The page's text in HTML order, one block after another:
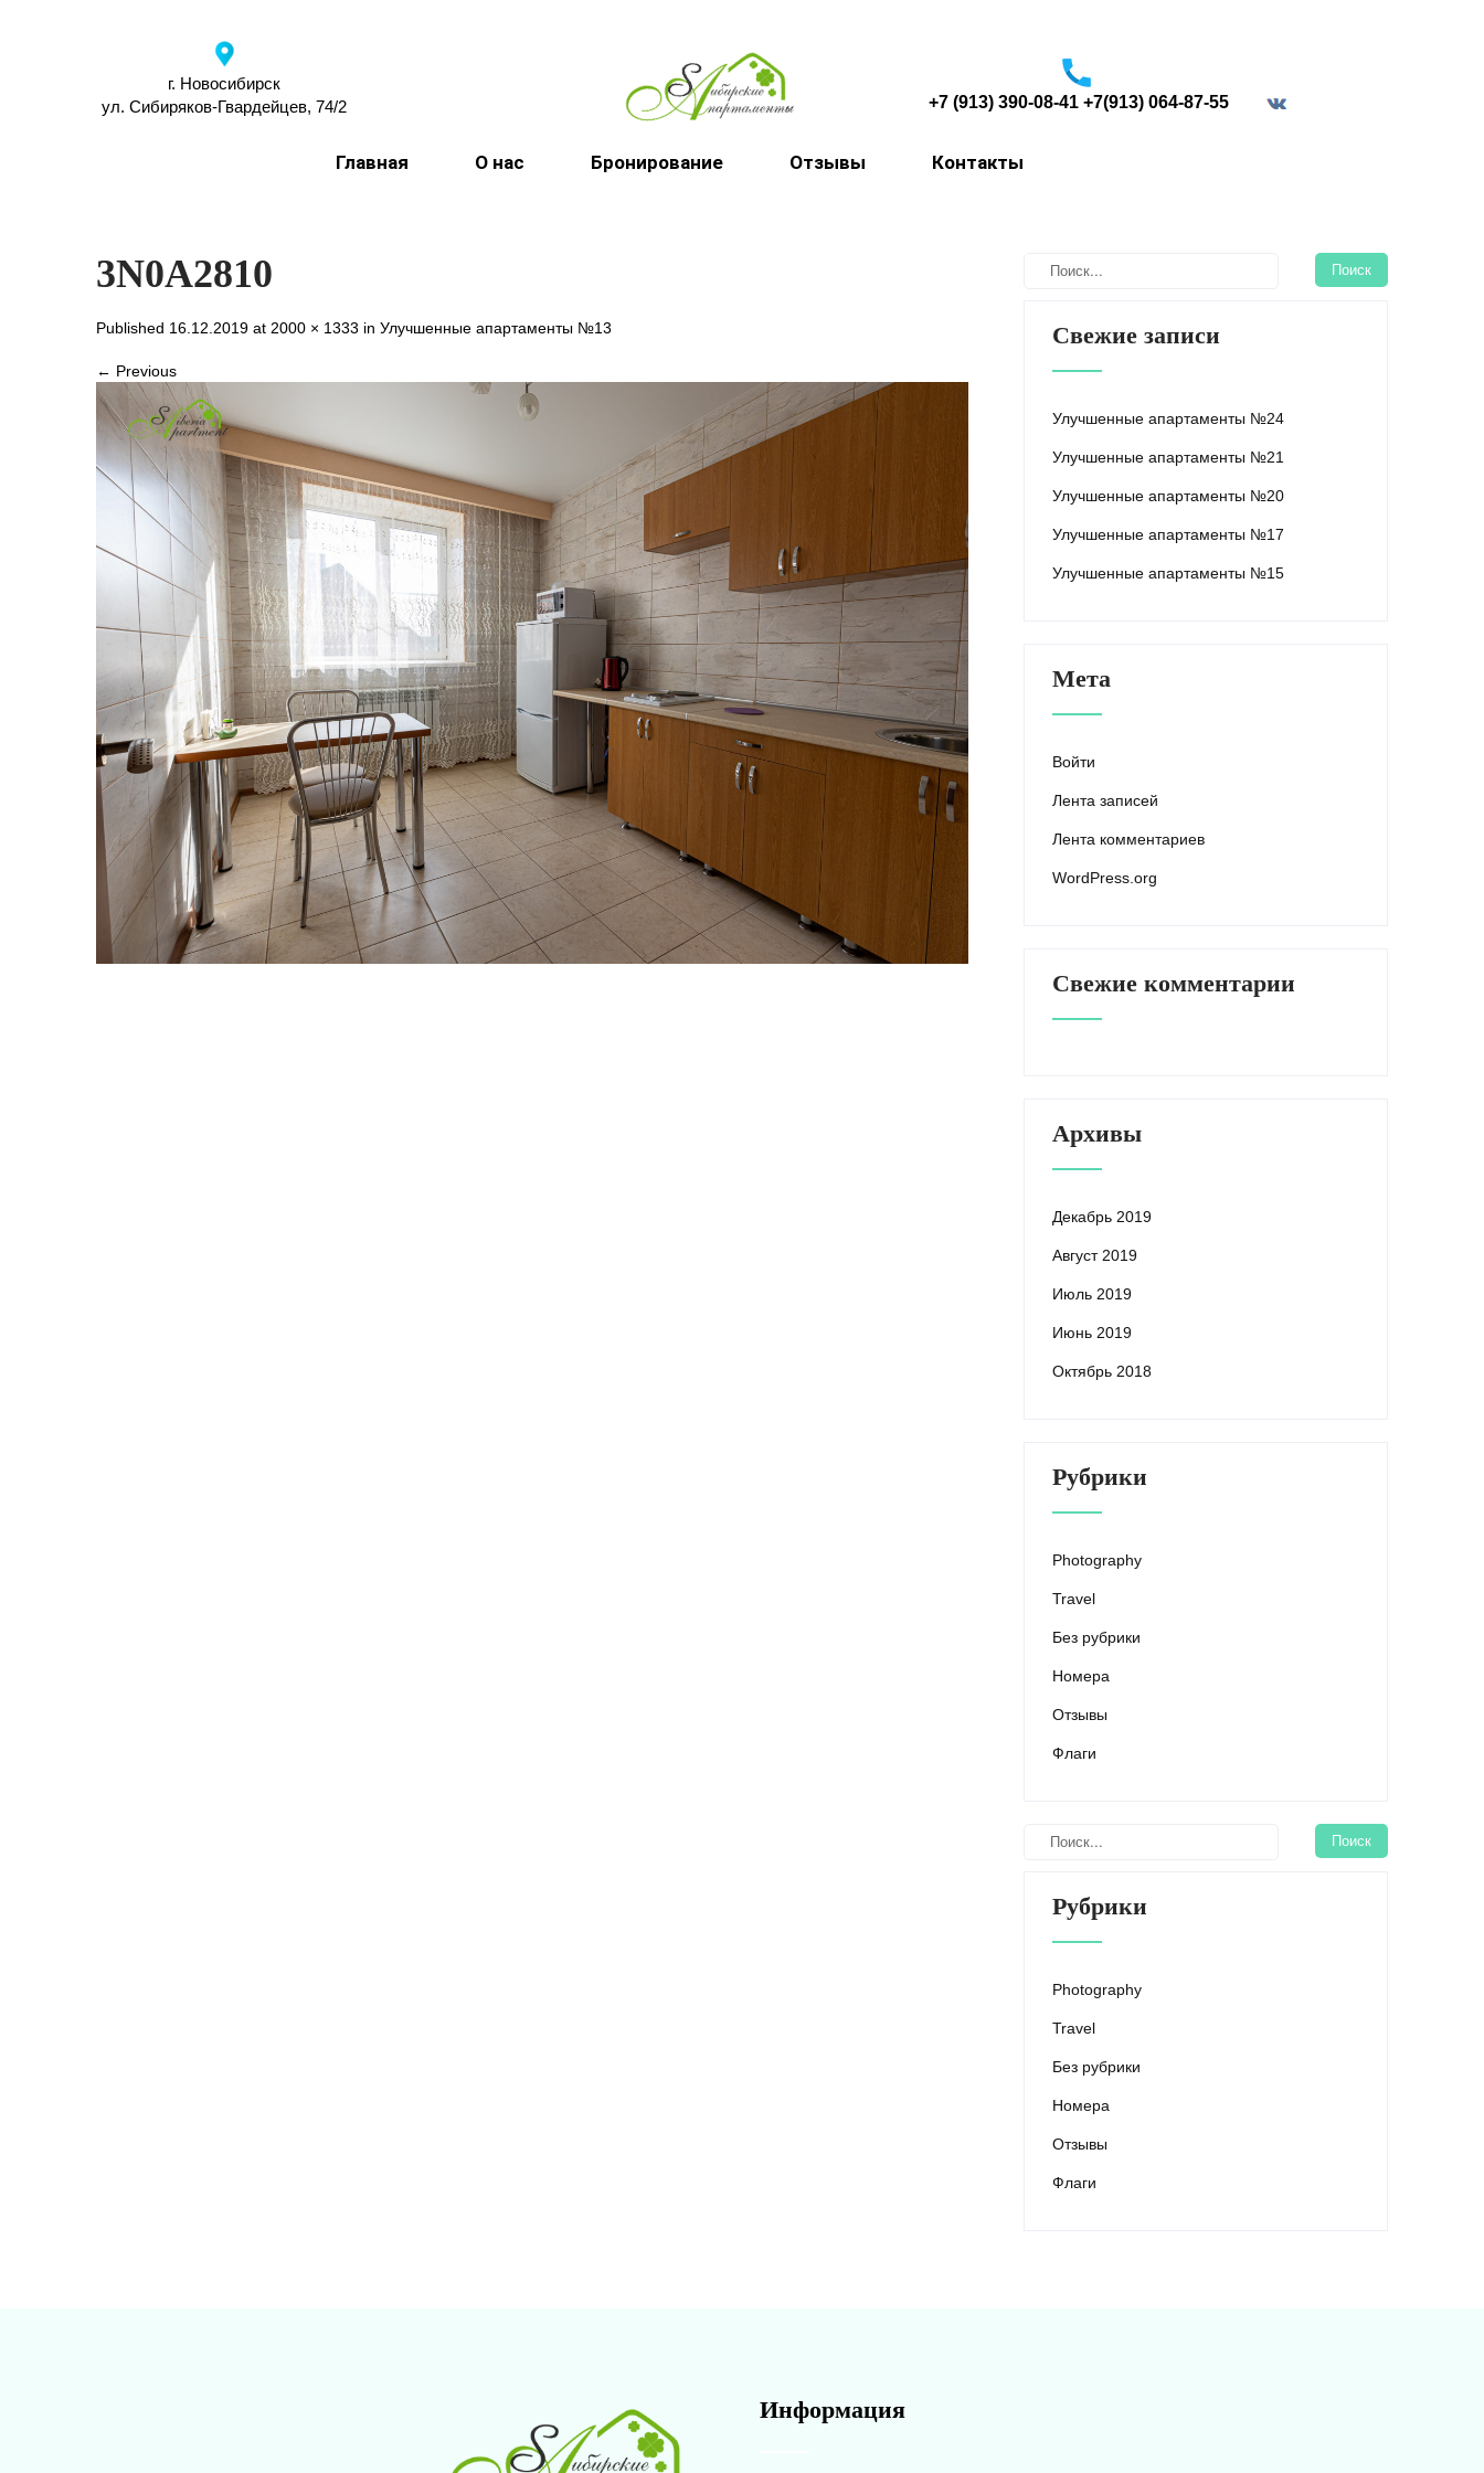
г. Новосибирск
ул. Сибиряков-Гвардейцев, 74/2
+7 (913) 390-08-41 +7(913) 064-87-55
Главная О нас Бронирование Отзывы Контакты
3N0A2810
Published 16.12.2019 at 2000 × 1333 in Улучшенные апартаменты №13
← Previous
Свежие записи
Улучшенные апартаменты №24
Улучшенные апартаменты №21
Улучшенные апартаменты №20
Улучшенные апартаменты №17
Улучшенные апартаменты №15
Мета
Войти
Лента записей
Лента комментариев
WordPress.org
Свежие комментарии
Архивы
Декабрь 2019
Август 2019
Июль 2019
Июнь 2019
Октябрь 2018
Рубрики
Photography
Travel
Без рубрики
Номера
Отзывы
Флаги
Рубрики
Photography
Travel
Без рубрики
Номера
Отзывы
Флаги
Информация